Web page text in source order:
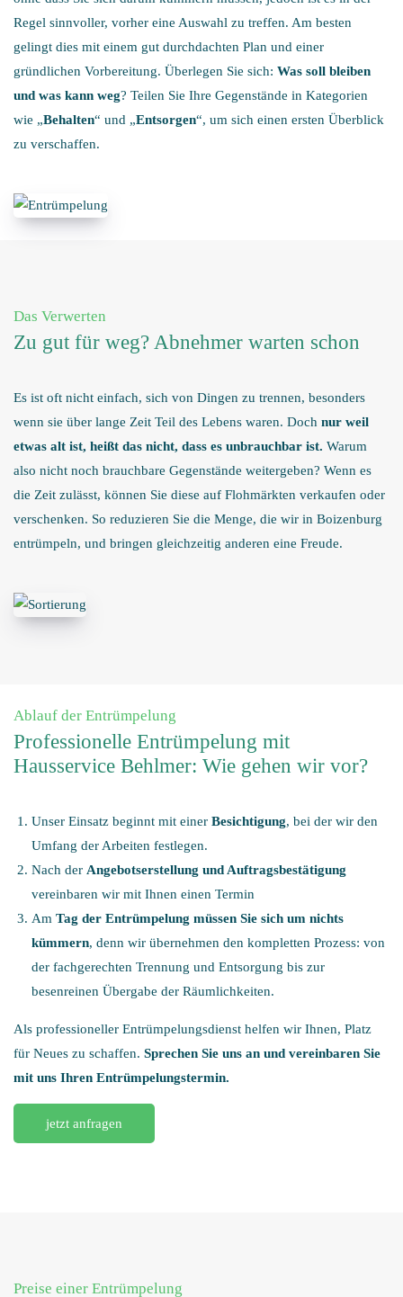
Regel sinnvoller, vorher eine Auswahl zu treffen. Am besten
gelingt dies mit einem gut durchdachten Plan und einer
gründlichen Vorbereitung. Überlegen Sie sich: Was soll bleiben
und was kann weg? Teilen Sie Ihre Gegenstände in Kategorien
wie „Behalten“ und „Entsorgen“, um sich einen ersten Überblick
zu verschaffen.
Das Verwerten
Zu gut für weg? Abnehmer warten schon
Es ist oft nicht einfach, sich von Dingen zu trennen, besonders
wenn sie über lange Zeit Teil des Lebens waren. Doch nur weil
etwas alt ist, heißt das nicht, dass es unbrauchbar ist. Warum
also nicht noch brauchbare Gegenstände weitergeben? Wenn es
die Zeit zulässt, können Sie diese auf Flohmärkten verkaufen oder
verschenken. So reduzieren Sie die Menge, die wir in Boizenburg
entrümpeln, und bringen gleichzeitig anderen eine Freude.
Ablauf der Entrümpelung
Professionelle Entrümpelung mit
Hausservice Behlmer: Wie gehen wir vor?
Unser Einsatz beginnt mit einer Besichtigung, bei der wir den
Umfang der Arbeiten festlegen.
Nach der Angebotserstellung und Auftragsbestätigung
vereinbaren wir mit Ihnen einen Termin
Am Tag der Entrümpelung müssen Sie sich um nichts
kümmern, denn wir übernehmen den kompletten Prozess: von
der fachgerechten Trennung und Entsorgung bis zur
besenreinen Übergabe der Räumlichkeiten.
Als professioneller Entrümpelungsdienst helfen wir Ihnen, Platz
für Neues zu schaffen. Sprechen Sie uns an und vereinbaren Sie
mit uns Ihren Entrümpelungstermin.
jetzt anfragen
Preise einer Entrümpelung